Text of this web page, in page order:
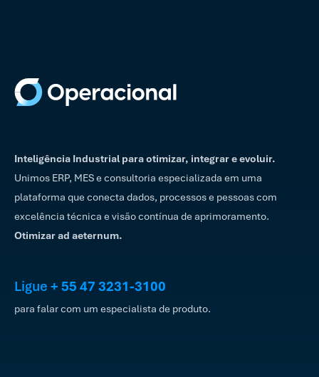
Inteligência Industrial para otimizar, integrar e evoluir.
Unimos ERP, MES e consultoria especializada em uma
plataforma que conecta dados, processos e pessoas com
excelência técnica e visão contínua de aprimoramento.
Otimizar ad aeternum.
Ligue+ 55 47 3231-3100
para falar com um especialista de produto.